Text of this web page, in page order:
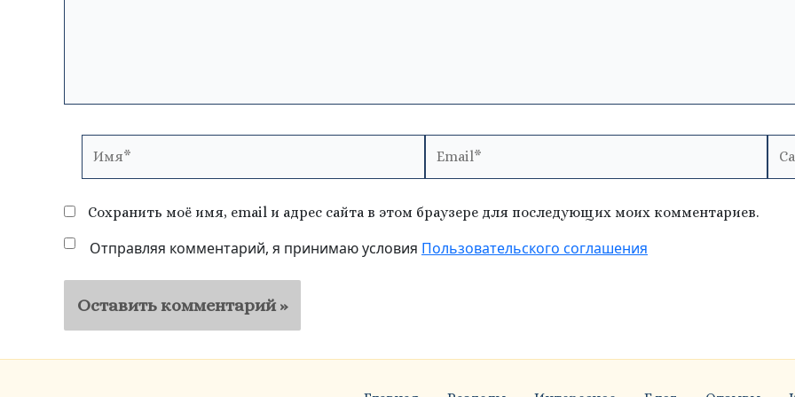
Сохранить моё имя, email и адрес сайта в этом браузере для последующих моих комментариев.
Отправляя комментарий, я принимаю условия Пользовательского соглашения